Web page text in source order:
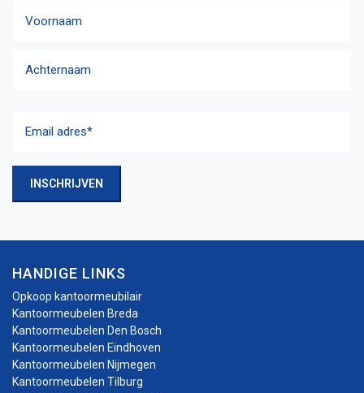
adres(Vereist)
INSCHRIJVEN
HANDIGE LINKS
Opkoop kantoormeubilair
Kantoormeubelen Breda
Kantoormeubelen Den Bosch
Kantoormeubelen Eindhoven
Kantoormeubelen Nijmegen
Kantoormeubelen Tilburg